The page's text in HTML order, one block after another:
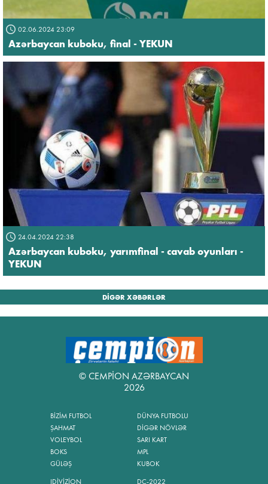
02.06.2024 23:09
Azərbaycan kuboku, final - YEKUN
24.04.2024 22:38
Azərbaycan kuboku, yarımfinal - cavab oyunları -
YEKUN
DİGƏR XƏBƏRLƏR
© CEMPİON AZƏRBAYCAN
2026
BİZİM FUTBOL
ŞAHMAT
VOLEYBOL
BOKS
GÜLƏŞ
DÜNYA FUTBOLU
DİGƏR NÖVLƏR
SARI KART
MPL
KUBOK
IDİVİZİON DÇ-2022